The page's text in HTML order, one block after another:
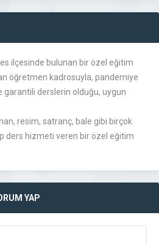
ilçesinde bulunan bir özel eğitim
öğretmen kadrosuyla, pandemiye
garantili derslerin olduğu, uygun
resim, satranç, bale gibi birçok
ders hizmeti veren bir özel eğitim
YAP